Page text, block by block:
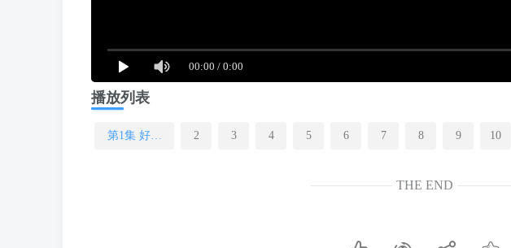
播放列表
第1集 好厉害 2 3 4 5 6 7 8 9 10
THE END